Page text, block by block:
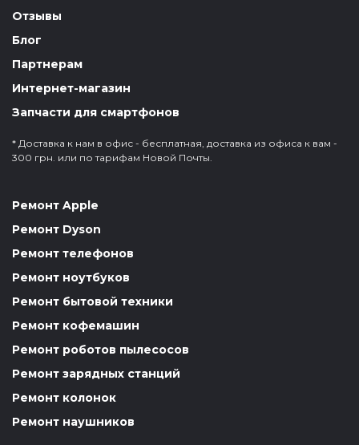
Отзывы
Блог
Партнерам
Интернет-магазин
Запчасти для смартфонов
* Доставка к нам в офис - бесплатная, доставка из офиса к вам -
300 грн. или по тарифам Новой Почты.
Ремонт Apple
Ремонт Dyson
Ремонт телефонов
Ремонт ноутбуков
Ремонт бытовой техники
Ремонт кофемашин
Ремонт роботов пылесосов
Ремонт зарядных станций
Ремонт колонок
Ремонт наушников